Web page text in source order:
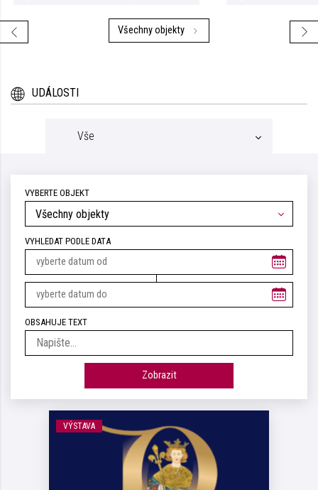
Všechny objekty
UDÁLOSTI
Vše
VYBERTE OBJEKT
Všechny objekty
VYHLEDAT PODLE DATA
OBSAHUJE TEXT
Zobrazit
VÝSTAVA